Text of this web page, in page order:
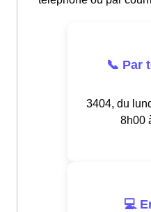
📞 Par
3404, du
8h00
💻